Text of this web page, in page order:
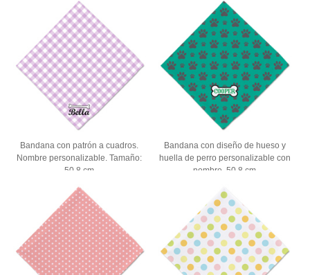
Bandana con patrón a cuadros.
Nombre personalizable. Tamaño:
50.8 cm
Bandana con diseño de hueso y
huella de perro personalizable con
nombre. 50.8 cm